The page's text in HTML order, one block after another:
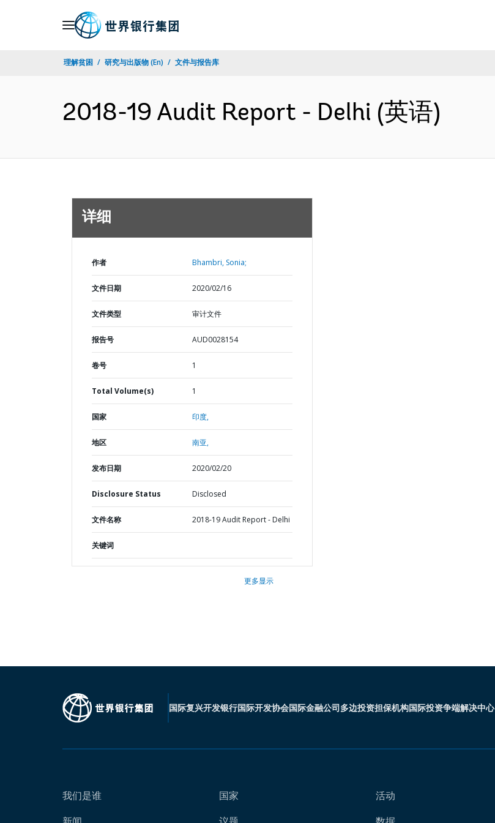
理解贫困 研究与出版物 (En) 文件与报告库
2018-19 Audit Report - Delhi (英语)
详细
作者 Bhambri, Sonia;
文件日期 2020/02/16
文件类型 审计文件
报告号 AUD0028154
卷号 1
Total Volume(s) 1
国家 印度,
地区 南亚,
发布日期 2020/02/20
Disclosure Status Disclosed
文件名称 2018-19 Audit Report - Delhi
关键词
更多显示
国际复兴开发银行国际开发协会国际金融公司多边投资担保机构国际投资争端解决中心
我们是谁
国家
活动